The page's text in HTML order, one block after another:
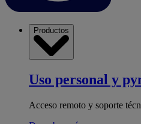
Productos
Uso personal y
Acceso remoto y soporte